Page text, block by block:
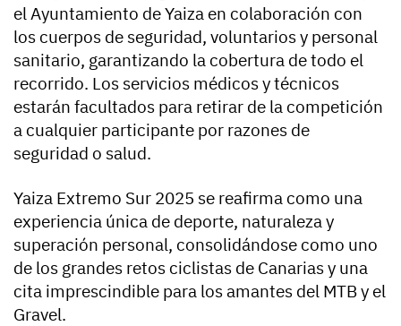
el Ayuntamiento de Yaiza en colaboración con
los cuerpos de seguridad, voluntarios y personal
sanitario, garantizando la cobertura de todo el
recorrido. Los servicios médicos y técnicos
estarán facultados para retirar de la competición
a cualquier participante por razones de
seguridad o salud.
Yaiza Extremo Sur 2025 se reafirma como una
experiencia única de deporte, naturaleza y
superación personal, consolidándose como uno
de los grandes retos ciclistas de Canarias y una
cita imprescindible para los amantes del MTB y el
Gravel.